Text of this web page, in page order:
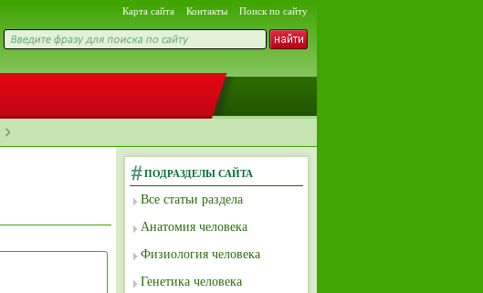
Карта сайта Контакты Поиск по сайту
ПОДРАЗДЕЛЫ САЙТА
Все статьи раздела
Анатомия человека
Физиология человека
Генетика человека